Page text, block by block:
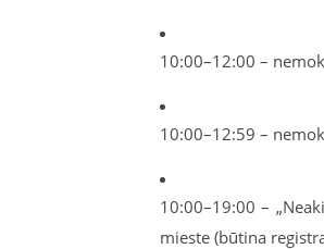
10:00–12:00 –
10:00–12:59 –
10:00–19:00 –
mieste (būtina